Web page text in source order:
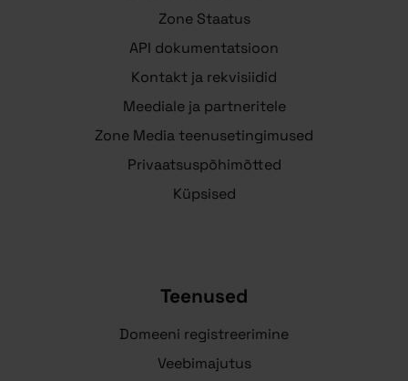
Zone Staatus
API dokumentatsioon
Kontakt ja rekvisiidid
Meediale ja partneritele
Zone Media teenusetingimused
Privaatsuspõhimõtted
Küpsised
Teenused
Domeeni registreerimine
Veebimajutus